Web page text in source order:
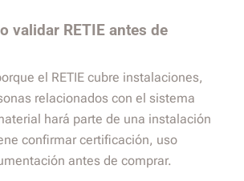
validar RETIE antes de
el RETIE cubre instalaciones,
relacionados con el sistema
hará parte de una instalación
confirmar certificación, uso
antes de comprar.